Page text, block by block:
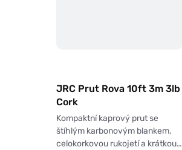
JRC Prut Rova 10ft 3m 3lb
Cork
Kompaktní kaprový prut se
štíhlým karbonovým blankem,
celokorkovou rukojetí a krátkou…